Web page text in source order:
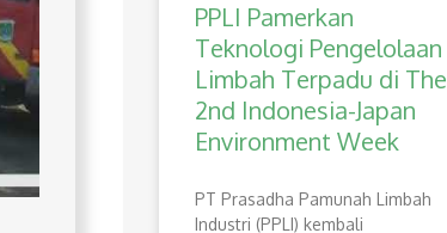
PPLI Pamerkan
Teknologi Pengelolaan
Limbah Terpadu di The
2nd Indonesia-Japan
Environment Week
PT Prasadha Pamunah Limbah
Industri (PPLI) kembali